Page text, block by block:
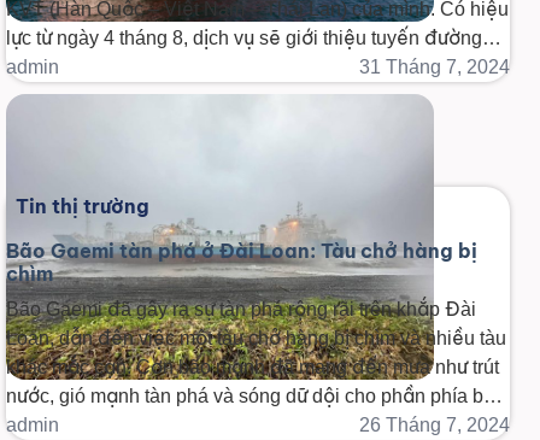
KVT (Hàn Quốc – Việt Nam – Thái Lan) của mình. Có hiệu
lực từ ngày 4 tháng 8, dịch vụ sẽ giới thiệu tuyến đường
mới bao gồm các cảng Incheon, Gwangyang và [...]
admin 31 Tháng 7, 2024
Tin thị trường
Bão Gaemi tàn phá ở Đài Loan: Tàu chở hàng bị
chìm
Bão Gaemi đã gây ra sự tàn phá rộng rãi trên khắp Đài
Loan, dẫn đến việc một tàu chở hàng bị chìm và nhiều tàu
khác mắc cạn. Cơn bão mạnh đã mang đến mưa như trút
nước, gió mạnh tàn phá và sóng dữ dội cho phần phía bắc
của đảo, sau khi [...]
admin
26 Tháng 7, 2024